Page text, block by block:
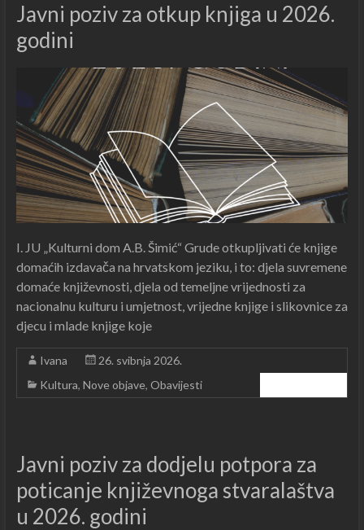
Javni poziv za otkup knjiga u 2026.
godini
I. JU „Kulturni dom A.B. Šimić“ Grude otkupljivati će knjige
domaćih izdavača na hrvatskom jeziku, i to: djela suvremene
domaće književnosti, djela od temeljne vrijednosti za
nacionalnu kulturu i umjetnost, vrijedne knjige i slikovnice za
djecu i mlade knjige koje
Ivana
26. svibnja 2026.
Kultura, Nove objave, Obavijesti
Javni poziv za dodjelu potpora za
poticanje književnoga stvaralaštva
u 2026. godini